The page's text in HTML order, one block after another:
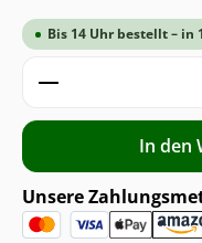
Bis 14 Uhr bestellt – in
Produkt
In den
Unsere